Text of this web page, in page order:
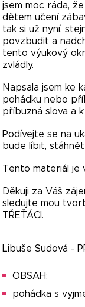
jsem moc ráda,
dětem učení
tak si už nyní,
povzbudit a
tento výukový
zvládly.
Napsala jsem ke
pohádku nebo
příbuzná slova a
Podívejte se na
bude líbit,
Tento materiál je
Děkuji za Váš
sledujte mou
TŘEŤÁCI.
Libuše Sudová -
OBSAH:
pohádka s